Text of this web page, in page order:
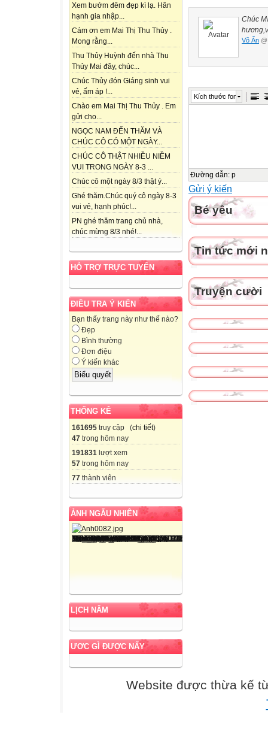
Xem bướm đêm đẹp kì lạ. Hân
hạnh gia nhập...
Cám ơn em Mai Thị Thu Thủy .
Mong rằng...
Thu Thủy Huỳnh đến nhà Thu
Thủy Mai đây, chúc...
Chúc Thủy đón Giáng sinh vui
vẻ, ấm áp !...
Chào em Mai Thị Thu Thủy . Em
gửi cho...
NGỌC NAM ĐẾN THĂM VÀ
CHÚC CÔ CÓ MỘT NGÀY...
CHÚC CÔ THẬT NHIỀU NIỀM
VUI TRONG NGÀY 8-3 ...
Chúc cô một ngày 8/3 thật ý...
Ghé thăm.Chúc quý cô ngày 8-3
vui vẻ, hạnh phúc!...
PN ghé thăm trang chủ nhà,
chúc mừng 8/3 nhé!...
HỖ TRỢ TRỰC TUYẾN
ĐIỀU TRA Ý KIẾN
Bạn thấy trang này như thế nào?
Đẹp
Bình thường
Đơn điệu
Ý kiến khác
THỐNG KÊ
161695 truy cập (chi tiết)
47 trong hôm nay
191831 lượt xem
57 trong hôm nay
77 thành viên
ẢNH NGẪU NHIÊN
LỊCH NĂM
ƯƠC GÌ ĐƯỢC NẤY
Chúc
Võ Ẩn
Kích thước font
Đường dẫn: p
Gửi ý kiến
Bé yêu
Tin tức mới
Truyện cười
Website được thừa kế